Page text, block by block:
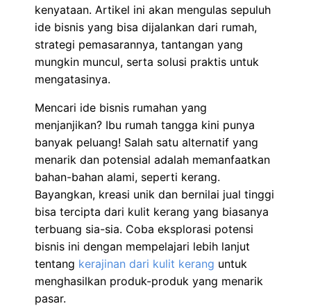
kenyataan. Artikel ini akan mengulas sepuluh
ide bisnis yang bisa dijalankan dari rumah,
strategi pemasarannya, tantangan yang
mungkin muncul, serta solusi praktis untuk
mengatasinya.
Mencari ide bisnis rumahan yang
menjanjikan? Ibu rumah tangga kini punya
banyak peluang! Salah satu alternatif yang
menarik dan potensial adalah memanfaatkan
bahan-bahan alami, seperti kerang.
Bayangkan, kreasi unik dan bernilai jual tinggi
bisa tercipta dari kulit kerang yang biasanya
terbuang sia-sia. Coba eksplorasi potensi
bisnis ini dengan mempelajari lebih lanjut
tentang kerajinan dari kulit kerang untuk
menghasilkan produk-produk yang menarik
pasar.